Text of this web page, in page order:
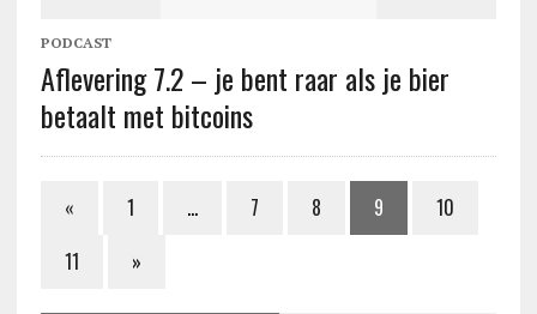
PODCAST
Aflevering 7.2 – je bent raar als je bier
betaalt met bitcoins
« 1 … 7 8 9
10
11
»